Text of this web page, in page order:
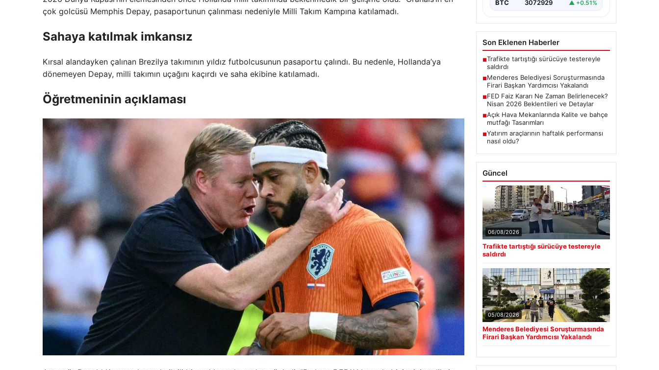
çok golcüsü Memphis Depay, pasaportunun çalınması nedeniyle Milli Takım Kampına katılamadı.
Sahaya katılmak imkansız
Kırsal alandayken çalınan Brezilya takımının yıldız futbolcusunun pasaportu çalındı. Bu nedenle, Hollanda’ya
dönemeyen Depay, milli takımın uçağını kaçırdı ve saha ekibine katılamadı.
Öğretmeninin açıklaması
BTC 3072929 ▲ +0.51%
Son Eklenen Haberler
■Trafikte tartıştığı sürücüye testereyle
saldırdı
■Menderes Belediyesi Soruşturmasında
Firari Başkan Yardımcısı Yakalandı
■FED Faiz Kararı Ne Zaman Belirlenecek?
Nisan 2026 Beklentileri ve Detaylar
■Açık Hava Mekanlarında Kalite ve bahçe
mutfağı Tasarımları
■Yatırım araçlarının haftalık performansı
nasıl oldu?
Güncel
06/08/2026
Trafikte tartıştığı sürücüye testereyle
saldırdı
05/08/2026
Menderes Belediyesi Soruşturmasında
Firari Başkan Yardımcısı Yakalandı